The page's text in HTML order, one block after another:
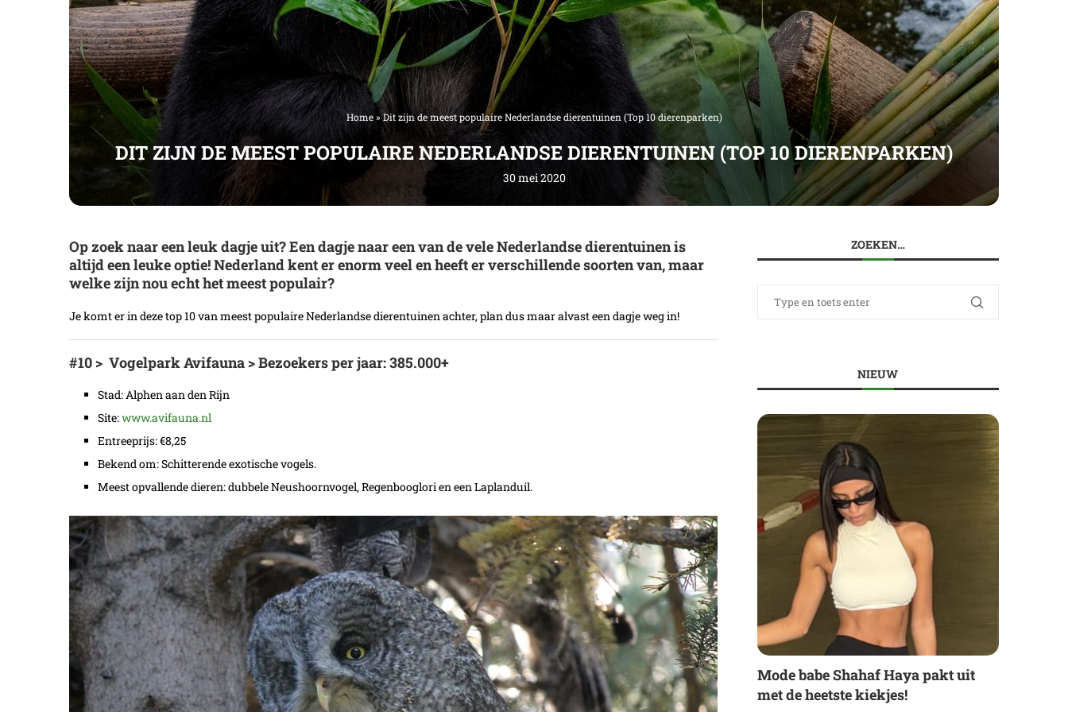
Home»Dit zijn de meest populaire Nederlandse dierentuinen (Top 10 dierenparken)
DIT ZIJN DE MEEST POPULAIRE NEDERLANDSE DIERENTUINEN (TOP 10 DIERENPARKEN)
30 mei 2020
Op zoek naar een leuk dagje uit? Een dagje naar een van de vele Nederlandse dierentuinen is
altijd een leuke optie! Nederland kent er enorm veel en heeft er verschillende soorten van, maar
welke zijn nou echt het meest populair?
Je komt er in deze top 10 van meest populaire Nederlandse dierentuinen achter, plan dus maar alvast een dagje weg in!
#10 > Vogelpark Avifauna > Bezoekers per jaar: 385.000+
Stad: Alphen aan den Rijn
Site:www.avifauna.nl
Entreeprijs: €8,25
Bekend om: Schitterende exotische vogels.
Meest opvallende dieren: dubbele Neushoornvogel, Regenbooglori en een Laplanduil.
ZOEKEN…
NIEUW
Mode babe Shahaf Haya pakt uit
met de heetste kiekjes!